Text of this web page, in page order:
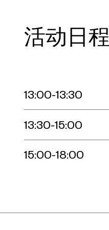
活动日程
13:00-13:30
13:30-15:00
15:00-18:00